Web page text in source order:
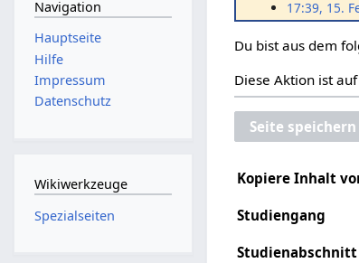
17:39, 15.
Du bist aus dem
Diese Aktion ist
Seite speichern
Kopiere Inhalt
Studiengang
Studienabschnitt
Navigation
Hauptseite
Hilfe
Impressum
Datenschutz
Wikiwerkzeuge
Spezialseiten